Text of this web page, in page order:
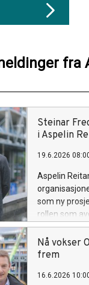
fra
Steinar
i Aspelin
19.6.2026
Aspelin
som ny
rollen som
Prosjekt og
erfaring fra
Nå vokser
frem
16.6.2026